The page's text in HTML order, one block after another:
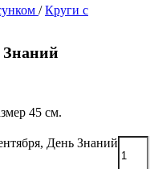
/ Круги с
45 см.
День Знаний